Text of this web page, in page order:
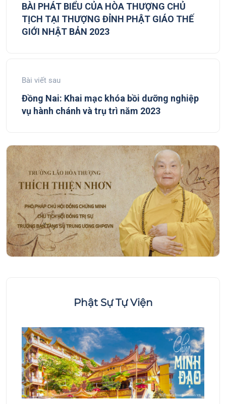
BÀI PHÁT BIỂU CỦA HÒA THƯỢNG CHỦ
TỊCH TẠI THƯỢNG ĐỈNH PHẬT GIÁO THẾ
GIỚI NHẬT BẢN 2023
Bài viết sau
Đồng Nai: Khai mạc khóa bồi dưỡng nghiệp
vụ hành chánh và trụ trì năm 2023
Phật Sự Tự Viện